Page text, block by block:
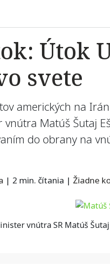
Útok
svete
amerických na
vnútra Matúš Šutaj
do obrany na
| 2 min. čítania | Žiadne
vnútra SR Matúš Šutaj